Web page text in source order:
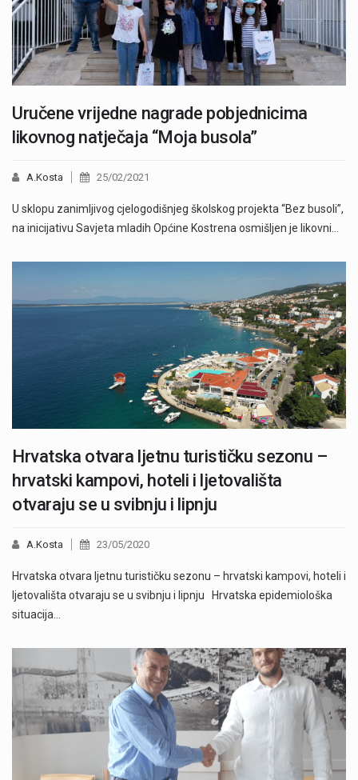
Uručene vrijedne nagrade pobjednicima
likovnog natječaja “Moja busola”
A.Kosta 25/02/2021
U sklopu zanimljivog cjelogodišnjeg školskog projekta “Bez busoli”,
na inicijativu Savjeta mladih Općine Kostrena osmišljen je likovni…
Hrvatska otvara ljetnu turističku sezonu –
hrvatski kampovi, hoteli i ljetovališta
otvaraju se u svibnju i lipnju
A.Kosta 23/05/2020
Hrvatska otvara ljetnu turističku sezonu – hrvatski kampovi, hoteli i
ljetovališta otvaraju se u svibnju i lipnju Hrvatska epidemiološka
situacija…